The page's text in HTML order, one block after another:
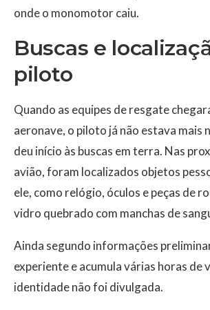
onde o monomotor caiu.
Buscas e
piloto
Quando as equipes de resgate
aeronave, o piloto já não estava mais
deu início às buscas em terra. Nas
avião, foram localizados objetos
ele, como relógio, óculos e peças de
vidro quebrado com manchas de
Ainda segundo informações
experiente e acumula várias horas de
identidade não foi divulgada.